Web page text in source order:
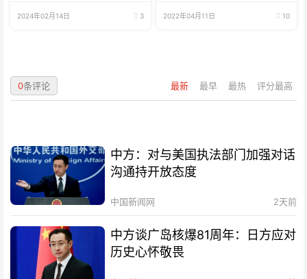
2024年02月14日 3 2022年04月11日 10
最新 最早 最热 评分最高
0条评论
中方：对与美国执法部门加强对话
沟通持开放态度
中国新闻网 2天前
中方谈广岛核爆81周年：日方应对
历史心怀敬畏